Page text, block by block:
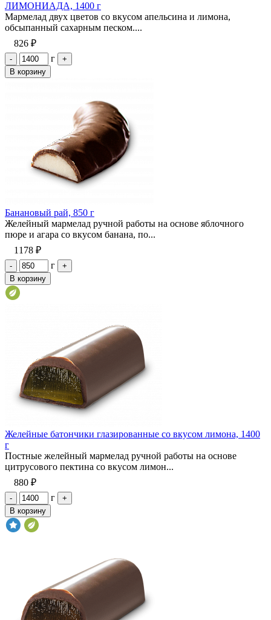
ЛИМОНИАДА, 1400 г
Мармелад двух цветов со вкусом апельсина и лимона,
обсыпанный сахарным песком....
826 ₽
- г
+
В корзину
Банановый рай, 850 г
Желейный мармелад ручной работы на основе яблочного
пюре и агара со вкусом банана, по...
1178 ₽
- г
+
В корзину
Желейные батончики глазированные со вкусом лимона, 1400
г
Постные желейный мармелад ручной работы на основе
цитрусового пектина со вкусом лимон...
880 ₽
- г
+
В корзину